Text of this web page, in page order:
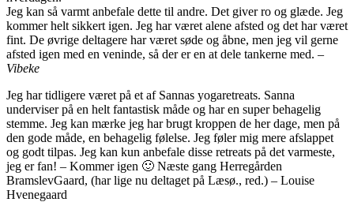
Jeg kan så varmt anbefale dette til andre. Det giver ro og glæde. Jeg
kommer helt sikkert igen. Jeg har været alene afsted og det har været
fint. De øvrige deltagere har været søde og åbne, men jeg vil gerne
afsted igen med en veninde, så der er en at dele tankerne med. –
Vibeke
Jeg har tidligere været på et af Sannas yogaretreats. Sanna
underviser på en helt fantastisk måde og har en super behagelig
stemme. Jeg kan mærke jeg har brugt kroppen de her dage, men på
den gode måde, en behagelig følelse. Jeg føler mig mere afslappet
og godt tilpas. Jeg kan kun anbefale disse retreats på det varmeste,
jeg er fan! – Kommer igen 🙂 Næste gang Herregården
BramslevGaard, (har lige nu deltaget på Læsø., red.) – Louise
Hvenegaard